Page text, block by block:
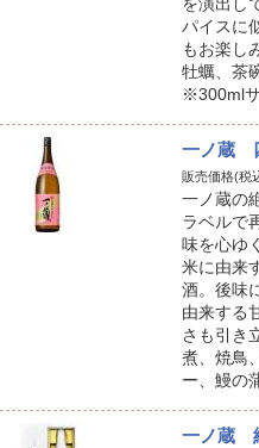
パイスに
もお楽し
牡蠣、茶
※300mlサ
一ノ蔵
販売価格(税
一ノ蔵の
ラベルで
味を心ゆ
米に由来
酒。後味
由来する
さも引き
煮、焼鳥
ー、鰻の
一ノ蔵